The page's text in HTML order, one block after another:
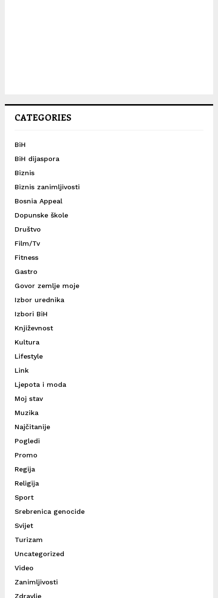
CATEGORIES
BiH
BiH dijaspora
Biznis
Biznis zanimljivosti
Bosnia Appeal
Dopunske škole
Društvo
Film/Tv
Fitness
Gastro
Govor zemlje moje
Izbor urednika
Izbori BiH
Književnost
Kultura
Lifestyle
Link
Ljepota i moda
Moj stav
Muzika
Najčitanije
Pogledi
Promo
Regija
Religija
Sport
Srebrenica genocide
Svijet
Turizam
Uncategorized
Video
Zanimljivosti
Zdravlje